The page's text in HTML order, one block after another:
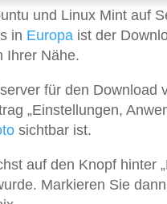
und Linux Mint auf
in Europa ist der
Ihrer Nähe.
für den Download
„Einstellungen,
sichtbar ist.
auf den Knopf hinter
Markieren Sie